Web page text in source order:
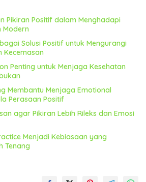
kunci utama dalam
rohani yang kuat. Tanpa
memulai dan mempertahankan
positif yang mendukung
diri yang efektif bukanlah
melainkan tindakan yang
Berikut beberapa cara untuk
diri dalam konteks kesehatan
yang Jelas dan
Pikiran Positif dalam Menghadapi
Modern
Solusi Positif untuk Mengurangi
Kecemasan
Penting untuk Menjaga Kesehatan
Membantu Menjaga Emotional
Perasaan Positif
agar Pikiran Lebih Rileks dan Emosi
Menjadi Kebiasaan yang
Tenang